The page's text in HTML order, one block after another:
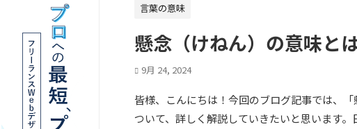
言葉の意味
懸念（けねん）の意味と
9月 24, 2024
皆様、こんにちは！今回のブログ記事では、
ついて、詳しく解説していきたいと思います。